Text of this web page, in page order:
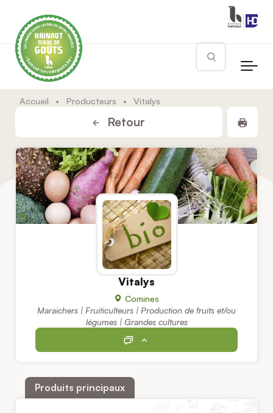
Rechercher
Accueil • Producteurs • Vitalys
Retour
Vitalys
Comines
Maraichers | Fruiticulteurs | Production de fruits et/ou
légumes | Grandes cultures
Produits principaux